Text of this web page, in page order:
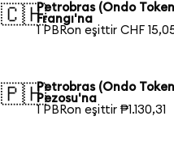
🇨🇭Petrobras (Ondo
Frangı'na
1 PBRon eşittir CHF
🇵🇭Petrobras (Ondo
Pezosu'na
1 PBRon eşittir ₱1.130,31